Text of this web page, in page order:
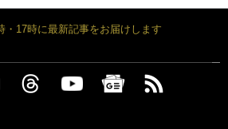
・17時に最新記事をお届けします